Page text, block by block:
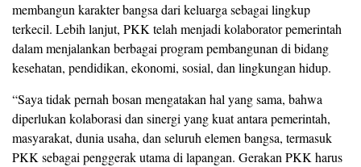
membangun karakter bangsa dari keluarga sebagai lingkup
terkecil. Lebih lanjut, PKK telah menjadi kolaborator pemerintah
dalam menjalankan berbagai program pembangunan di bidang
kesehatan, pendidikan, ekonomi, sosial, dan lingkungan hidup.
“Saya tidak pernah bosan mengatakan hal yang sama, bahwa
diperlukan kolaborasi dan sinergi yang kuat antara pemerintah,
masyarakat, dunia usaha, dan seluruh elemen bangsa, termasuk
PKK sebagai penggerak utama di lapangan. Gerakan PKK harus